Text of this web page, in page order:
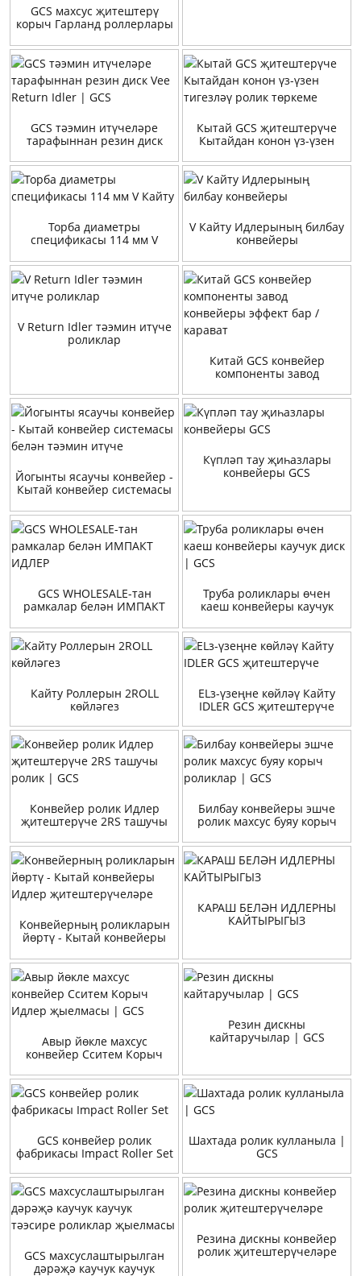
GCS махсус җитештерү
корыч Гарланд роллерлары
GCS тәэмин итүчеләре
тарафыннан резин диск
Кытай GCS җитештерүче
Кытайдан конон үз-үзен
Торба диаметры
спецификасы 114 мм V
V Кайту Идлерының билбау
конвейеры
V Return Idler тәэмин итүче
роликлар
Китай GCS конвейер
компоненты завод
карават
Йогынты ясаучы конвейер -
Кытай конвейер системасы
Күпләп тау җиһазлары
конвейеры GCS
GCS WHOLESALE-тан
рамкалар белән ИМПАКТ
Труба роликлары өчен
каеш конвейеры каучук
Кайту Роллерын 2ROLL
көйләгез
ELз-үзеңне көйләү Кайту
IDLER GCS җитештерүче
Конвейер ролик Идлер
җитештерүче 2RS ташучы
Билбау конвейеры эшче
ролик махсус буяу корыч
Конвейерның роликларын
йөртү - Кытай конвейеры
КАРАШ БЕЛӘН ИДЛЕРНЫ
КАЙТЫРЫГЫЗ
Авыр йөкле махсус
конвейер Сситем Корыч
Резин дискны
кайтаручылар | GCS
GCS конвейер ролик
фабрикасы Impact Roller Set
Шахтада ролик кулланыла |
GCS
GCS махсуслаштырылган
дәрәҗә каучук каучук
Резина дискны конвейер
ролик җитештерүчеләре